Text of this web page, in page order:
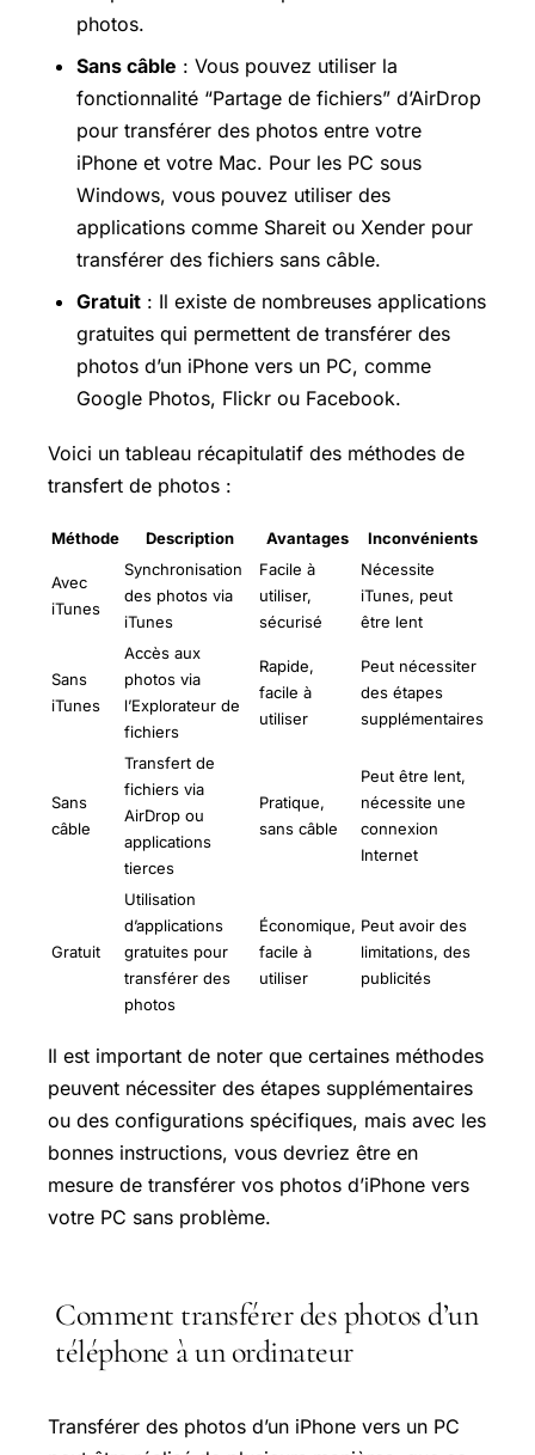
photos.
Sans câble : Vous pouvez utiliser la
fonctionnalité “Partage de fichiers” d’AirDrop
pour transférer des photos entre votre
iPhone et votre Mac. Pour les PC sous
Windows, vous pouvez utiliser des
applications comme Shareit ou Xender pour
transférer des fichiers sans câble.
Gratuit : Il existe de nombreuses applications
gratuites qui permettent de transférer des
photos d’un iPhone vers un PC, comme
Google Photos, Flickr ou Facebook.
Voici un tableau récapitulatif des méthodes de
transfert de photos :
Méthode Description Avantages Inconvénients
Avec
iTunes
Synchronisation
des photos via
iTunes
Facile à
utiliser,
sécurisé
Nécessite
iTunes, peut
être lent
Sans
iTunes
Accès aux
photos via
l’Explorateur de
fichiers
Rapide,
facile à
utiliser
Peut nécessiter
des étapes
supplémentaires
Sans
câble
Transfert de
fichiers via
AirDrop ou
applications
tierces
Pratique,
sans câble
Peut être lent,
nécessite une
connexion
Internet
Gratuit
Utilisation
d’applications
gratuites pour
transférer des
photos
Économique,
facile à
utiliser
Peut avoir des
limitations, des
publicités
Il est important de noter que certaines méthodes
peuvent nécessiter des étapes supplémentaires
ou des configurations spécifiques, mais avec les
bonnes instructions, vous devriez être en
mesure de transférer vos photos d’iPhone vers
votre PC sans problème.
Comment transférer des photos d’un
téléphone à un ordinateur
Transférer des photos d’un iPhone vers un PC